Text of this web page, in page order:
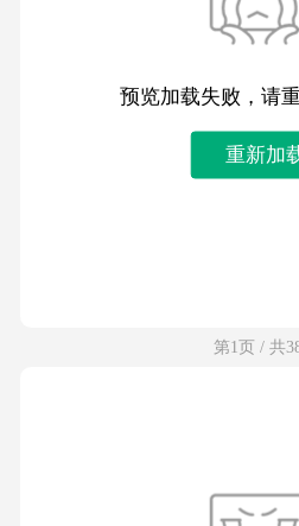
预览加载失败，请
重新加
第1页 / 共